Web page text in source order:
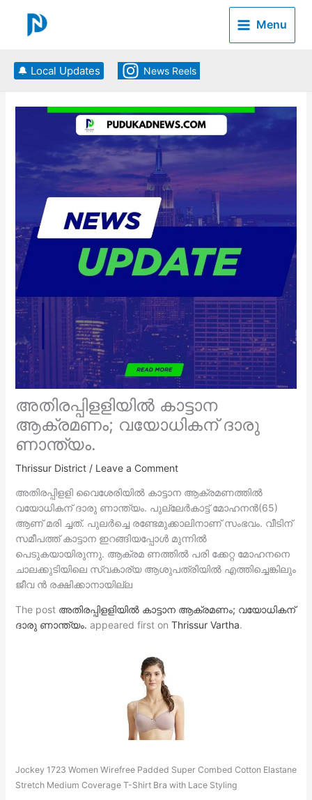
content
Menu
🔔 Local Updates News Reels
അതിരപ്പിളളിയില്‍ കാട്ടാന
ആക്രമണം; വയോധികന് ദാരു
ണാന്ത്യം.
Thrissur District/ Leave a Comment
അതിരപ്പിളളി വൈശേരിയില്‍ കാട്ടാന ആക്രമണത്തില്‍
വയോധികന് ദാരു ണാന്ത്യം. പുല്ലേര്‍കാട്ട് മോഹനന്‍(65)
ആണ് മരി ച്ചത്. പുലര്‍ച്ചെ രണ്ടേമുക്കാലിനാണ് സംഭവം. വീടിന്
സമീപത്ത് കാട്ടാന ഇറങ്ങിയപ്പോള്‍ മുന്നില്‍
പെടുകയായിരുന്നു. ആക്രമ ണത്തില്‍ പരി ക്കേറ്റ മോഹനനെ
ചാലക്കുടിയിലെ സ്വകാര്യ ആശുപത്രിയില്‍ എത്തിച്ചെങ്കിലും
ജീവ ന്‍ രക്ഷിക്കാനായില്ല
The post അതിരപ്പിളളിയില്‍ കാട്ടാന ആക്രമണം; വയോധികന്
ദാരു ണാന്ത്യം. appeared first on Thrissur Vartha.
Jockey 1723 Women Wirefree Padded Super Combed Cotton Elastane
Stretch Medium Coverage T-Shirt Bra with Lace Styling